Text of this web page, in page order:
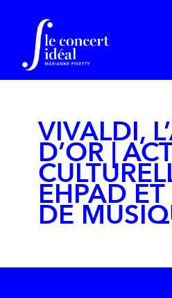
VIVALDI,
D’OR |
EHPAD
DE